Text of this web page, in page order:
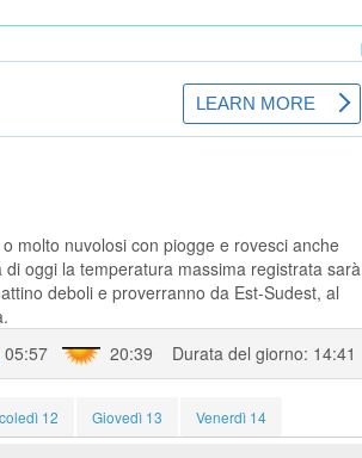
molto nuvolosi con piogge e rovesci anche
oggi la temperatura massima registrata sarà
deboli e proverranno da Est-Sudest, al
05:57 20:39 Durata del giorno: 14:41
12 Giovedì 13 Venerdì 14